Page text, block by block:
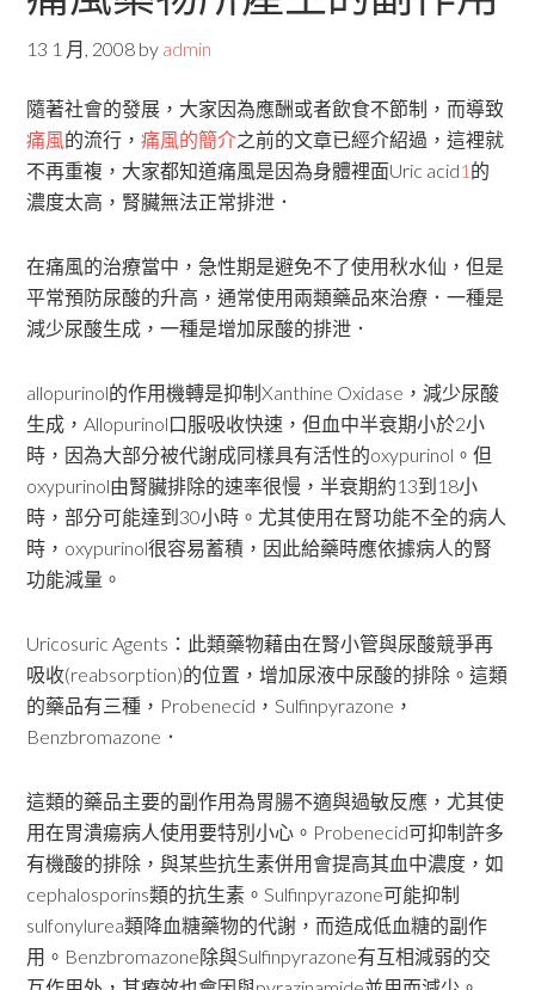
13 1 月, 2008 by admin
隨著社會的發展，大家因為應酬或者飲食不節制，而導致
痛風的流行，痛風的簡介之前的文章已經介紹過，這裡就
不再重複，大家都知道痛風是因為身體裡面Uric acid1 的
濃度太高，腎臟無法正常排泄．
在痛風的治療當中，急性期是避免不了使用秋水仙，但是
平常預防尿酸的升高，通常使用兩類藥品來治療．一種是
減少尿酸生成，一種是增加尿酸的排泄．
allopurinol的作用機轉是抑制Xanthine Oxidase，減少尿酸
生成，Allopurinol口服吸收快速，但血中半衰期小於2小
時，因為大部分被代謝成同樣具有活性的oxypurinol。但
oxypurinol由腎臟排除的速率很慢，半衰期約13到18小
時，部分可能達到30小時。尤其使用在腎功能不全的病人
時，oxypurinol很容易蓄積，因此給藥時應依據病人的腎
功能減量。
Uricosuric Agents：此類藥物藉由在腎小管與尿酸競爭再
吸收(reabsorption)的位置，增加尿液中尿酸的排除。這類
的藥品有三種，Probenecid，Sulfinpyrazone，
Benzbromazone．
這類的藥品主要的副作用為胃腸不適與過敏反應，尤其使
用在胃潰瘍病人使用要特別小心。Probenecid可抑制許多
有機酸的排除，與某些抗生素併用會提高其血中濃度，如
cephalosporins類的抗生素。Sulfinpyrazone可能抑制
sulfonylurea類降血糖藥物的代謝，而造成低血糖的副作
用。Benzbromazone除與Sulfinpyrazone有互相減弱的交